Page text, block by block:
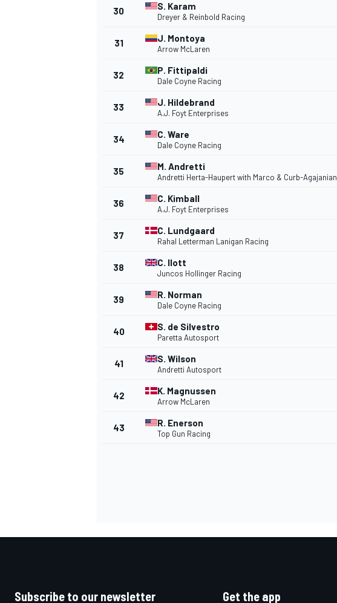
30 S. Karam
Dreyer & Reinbold Racing
31 J. Montoya
Arrow McLaren
32 P. Fittipaldi
Dale Coyne Racing
33 J. Hildebrand
A.J. Foyt Enterprises
34 C. Ware
Dale Coyne Racing
35 M. Andretti
Andretti Herta-Haupert with Marco & Curb-Agajanian
36 C. Kimball
A.J. Foyt Enterprises
37 C. Lundgaard
Rahal Letterman Lanigan Racing
38 C. Ilott
Juncos Hollinger Racing
39 R. Norman
Dale Coyne Racing
40 S. de Silvestro
Paretta Autosport
41 S. Wilson
Andretti Autosport
42 K. Magnussen
Arrow McLaren
43 R. Enerson
Top Gun Racing
Subscribe to our newsletter Get the app